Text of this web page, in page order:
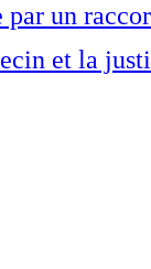
un
et la